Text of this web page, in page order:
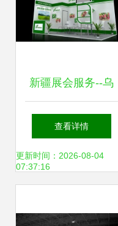
新疆展会服务--乌
鲁木齐诚和缘会展
服务-首商网
查看详情
更新时间：2026-08-04
07:37:16